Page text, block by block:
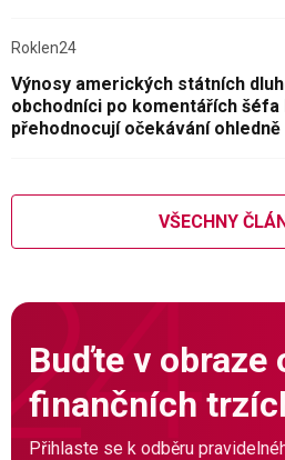
Roklen24
Výnosy amerických státních
obchodníci po komentářích šéfa
přehodnocují očekávání
VŠECHNY
Buďte v obraze
finančních
Přihlaste se k odběru